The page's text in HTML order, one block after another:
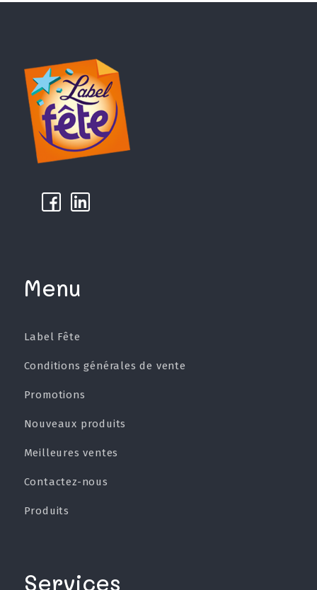
k µ
Menu
Label Fête
Conditions générales de vente
Promotions
Nouveaux produits
Meilleures ventes
Contactez-nous
Produits
Services